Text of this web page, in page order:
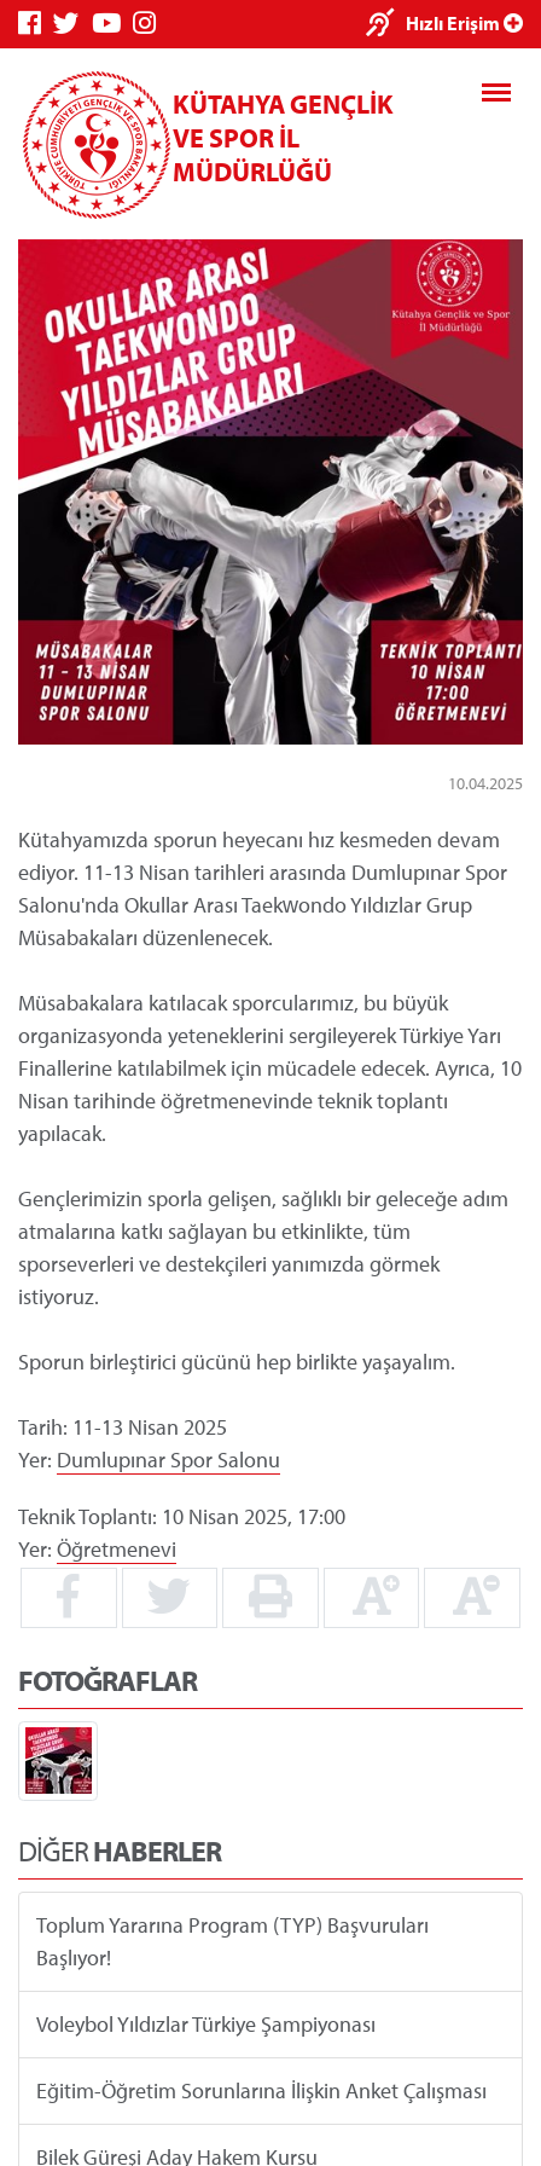
Hızlı Erişim
KÜTAHYA GENÇLİK
VE SPOR İL
MÜDÜRLÜĞÜ
10.04.2025
Kütahyamızda sporun heyecanı hız kesmeden devam
ediyor. 11-13 Nisan tarihleri arasında Dumlupınar Spor
Salonu'nda Okullar Arası Taekwondo Yıldızlar Grup
Müsabakaları düzenlenecek.
Müsabakalara katılacak sporcularımız, bu büyük
organizasyonda yeteneklerini sergileyerek Türkiye Yarı
Finallerine katılabilmek için mücadele edecek. Ayrıca, 10
Nisan tarihinde öğretmenevinde teknik toplantı
yapılacak.
Gençlerimizin sporla gelişen, sağlıklı bir geleceğe adım
atmalarına katkı sağlayan bu etkinlikte, tüm
sporseverleri ve destekçileri yanımızda görmek
istiyoruz.
Sporun birleştirici gücünü hep birlikte yaşayalım.
Tarih: 11-13 Nisan 2025
Yer: Dumlupınar Spor Salonu
Teknik Toplantı: 10 Nisan 2025, 17:00
Yer: Öğretmenevi
FOTOĞRAFLAR
DİĞERHABERLER
Toplum Yararına Program (TYP) Başvuruları
Başlıyor!
Voleybol Yıldızlar Türkiye Şampiyonası
Eğitim-Öğretim Sorunlarına İlişkin Anket Çalışması
Bilek Güreşi Aday Hakem Kursu
×
Genç Bilgi
Sistemi
Spor Bilgi
Sistemi
Kredi/Yurt
İşlemleri
Kredi/Yurt E-
Ödeme